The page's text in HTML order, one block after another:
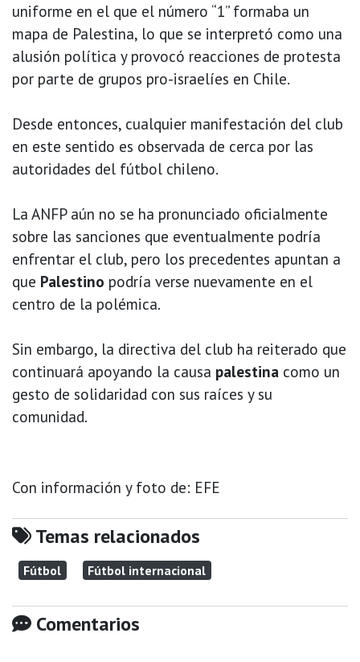
uniforme en el que el número “1” formaba un
mapa de Palestina, lo que se interpretó como una
alusión política y provocó reacciones de protesta
por parte de grupos pro-israelíes en Chile.
Desde entonces, cualquier manifestación del club
en este sentido es observada de cerca por las
autoridades del fútbol chileno.
La ANFP aún no se ha pronunciado oficialmente
sobre las sanciones que eventualmente podría
enfrentar el club, pero los precedentes apuntan a
que Palestino podría verse nuevamente en el
centro de la polémica.
Sin embargo, la directiva del club ha reiterado que
continuará apoyando la causa palestina como un
gesto de solidaridad con sus raíces y su
comunidad.
Con información y foto de: EFE
Temas relacionados
Fútbol Fútbol internacional
Comentarios